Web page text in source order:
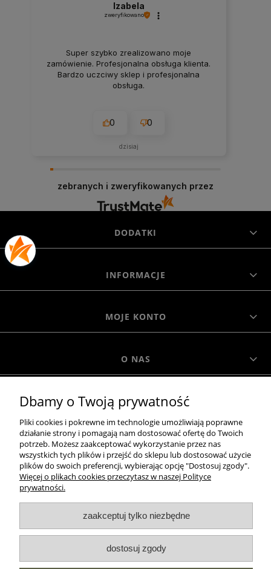
Izabela
zweryfikowano
Super szybko zrealizowano moje
zamówienie. Profesjonalna obsługa klienta.
Bardzo uczciwy sklep i profesjonalna
obsługa.
0 0
dzisiaj
zebranych i zweryfikowanych przez
DODATKI
INFORMACJE
MOJE KONTO
O NAS
MOROWO
WSZELKIE PRAWA ZASTRZEŻONE MOROWO © 2018
realizacja:
pokaż pełną wersję strony
NASZE ODZNAKI
Dbamy o Twoją prywatność
Pliki cookies i pokrewne im technologie umożliwiają poprawne
działanie strony i pomagają nam dostosować ofertę do Twoich
potrzeb. Możesz zaakceptować wykorzystanie przez nas
wszystkich tych plików i przejść do sklepu lub dostosować użycie
plików do swoich preferencji, wybierając opcję "Dostosuj zgody".
Więcej o plikach cookies przeczytasz w naszej Polityce
prywatności.
zaakceptuj tylko niezbędne
dostosuj zgody